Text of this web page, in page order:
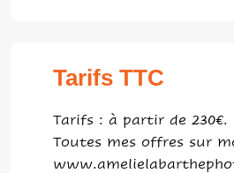
Tarifs TTC
Tarifs : à partir de 230€.
Toutes mes offres sur